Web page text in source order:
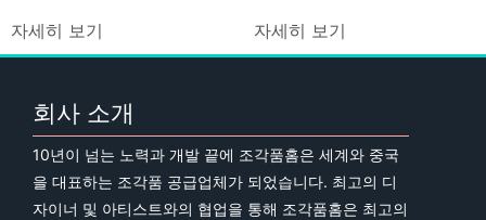
자세히 보기 자세히 보기
회사 소개
10년이 넘는 노력과 개발 끝에 조각품홈은 세계와 중국
을 대표하는 조각품 공급업체가 되었습니다. 최고의 디
자이너 및 아티스트와의 협업을 통해 조각품홈은 최고의